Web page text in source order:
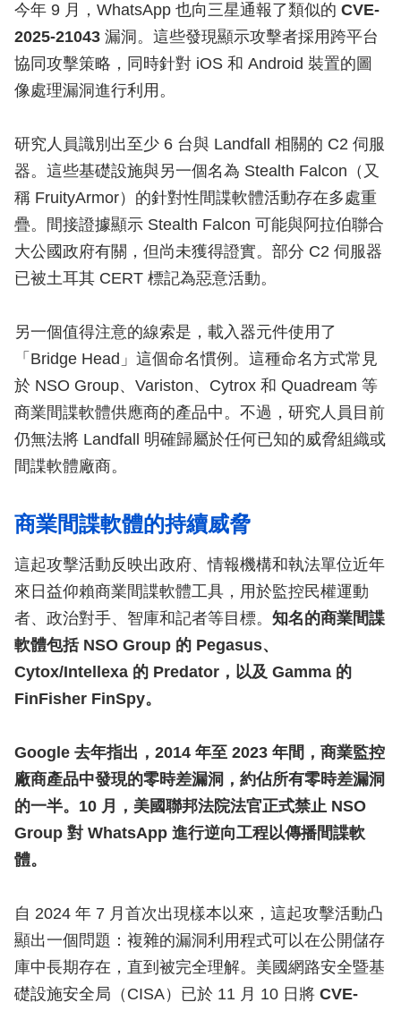
今年 9 月，WhatsApp 也向三星通報了類似的 CVE-
2025-21043漏洞。這些發現顯示攻擊者採用跨平台
協同攻擊策略，同時針對 iOS 和 Android 裝置的圖
像處理漏洞進行利用。
研究人員識別出至少 6 台與 Landfall 相關的 C2 伺服
器。這些基礎設施與另一個名為 Stealth Falcon（又
稱 FruityArmor）的針對性間諜軟體活動存在多處重
疊。間接證據顯示 Stealth Falcon 可能與阿拉伯聯合
大公國政府有關，但尚未獲得證實。部分 C2 伺服器
已被土耳其 CERT 標記為惡意活動。
另一個值得注意的線索是，載入器元件使用了
「Bridge Head」這個命名慣例。這種命名方式常見
於 NSO Group、Variston、Cytrox 和 Quadream 等
商業間諜軟體供應商的產品中。不過，研究人員目前
仍無法將 Landfall 明確歸屬於任何已知的威脅組織或
間諜軟體廠商。
商業間諜軟體的持續威脅
這起攻擊活動反映出政府、情報機構和執法單位近年
來日益仰賴商業間諜軟體工具，用於監控民權運動
者、政治對手、智庫和記者等目標。 知名的商業間諜
軟體包括 NSO Group 的 Pegasus、
Cytox/Intellexa 的 Predator，以及 Gamma 的
FinFisher FinSpy。
Google 去年指出，2014 年至 2023 年間，商業監控
廠商產品中發現的零時差漏洞，約佔所有零時差漏洞
的一半。10 月，美國聯邦法院法官正式禁止 NSO
Group 對 WhatsApp 進行逆向工程以傳播間諜軟
體。
自 2024 年 7 月首次出現樣本以來，這起攻擊活動凸
顯出一個問題：複雜的漏洞利用程式可以在公開儲存
庫中長期存在，直到被完全理解。美國網路安全暨基
礎設施安全局（CISA）已於 11 月 10 日將 CVE-